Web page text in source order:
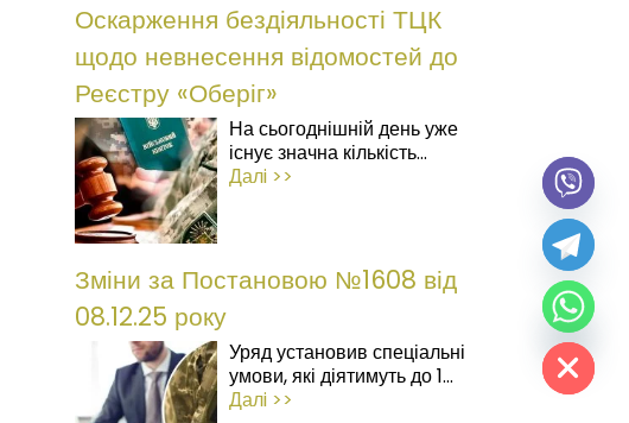
Оскарження бездіяльності ТЦК
щодо невнесення відомостей до
Реєстру «Оберіг»
На сьогоднішній день уже
існує значна кількість...
Далi >>
Зміни за Постановою №1608 від
08.12.25 року
Уряд установив спеціальні
умови, які діятимуть до 1...
Далi >>
Hide chaty